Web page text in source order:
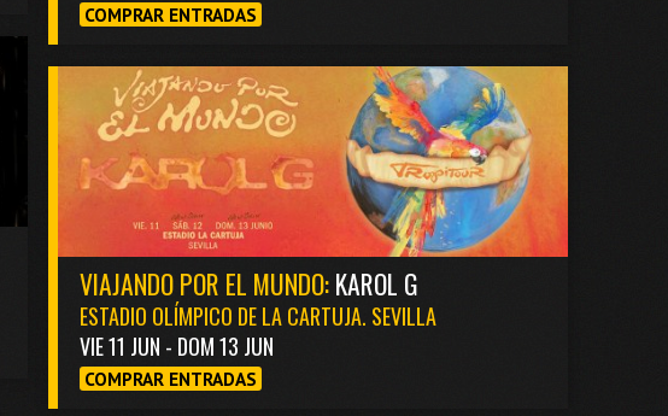
COMPRAR ENTRADAS
VIAJANDO POR EL MUNDO:KAROL G
ESTADIO OLÍMPICO DE LA CARTUJA. SEVILLA
VIE 11 JUN - DOM 13 JUN
COMPRAR ENTRADAS